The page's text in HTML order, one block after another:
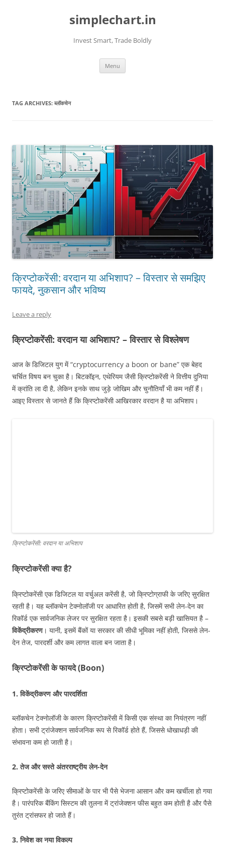
simplechart.in
Invest Smart, Trade Boldly
Menu
TAG ARCHIVES: ब्लॉकचेन
क्रिप्टोकरेंसी: वरदान या अभिशाप? – विस्तार से समझिए
फायदे, नुकसान और भविष्य
Leave a reply
क्रिप्टोकरेंसी: वरदान या अभिशाप? – विस्तार से विश्लेषण
आज के डिजिटल युग में “cryptocurrency a boon or bane” एक बेहद
चर्चित विषय बन चुका है। बिटकॉइन, एथेरियम जैसी क्रिप्टोकरेंसी ने वित्तीय दुनिया
में क्रांति ला दी है, लेकिन इनके साथ जुड़े जोखिम और चुनौतियाँ भी कम नहीं हैं।
आइए विस्तार से जानते हैं कि क्रिप्टोकरेंसी आखिरकार वरदान है या अभिशाप।
क्रिप्टोकरेंसी: वरदान या अभिशाप
क्रिप्टोकरेंसी क्या है?
क्रिप्टोकरेंसी एक डिजिटल या वर्चुअल करेंसी है, जो क्रिप्टोग्राफी के जरिए सुरक्षित
रहती है। यह ब्लॉकचेन टेक्नोलॉजी पर आधारित होती है, जिसमें सभी लेन-देन का
रिकॉर्ड एक सार्वजनिक लेजर पर सुरक्षित रहता है। इसकी सबसे बड़ी खासियत है –
विकेंद्रीकरण। यानी, इसमें बैंकों या सरकार की सीधी भूमिका नहीं होती, जिससे लेन-
देन तेज, पारदर्शी और कम लागत वाला बन जाता है।
क्रिप्टोकरेंसी के फायदे (Boon)
1. विकेंद्रीकरण और पारदर्शिता
ब्लॉकचेन टेक्नोलॉजी के कारण क्रिप्टोकरेंसी में किसी एक संस्था का नियंत्रण नहीं
होता। सभी ट्रांजेक्शन सार्वजनिक रूप से रिकॉर्ड होते हैं, जिससे धोखाधड़ी की
संभावना कम हो जाती है।
2. तेज और सस्ते अंतरराष्ट्रीय लेन-देन
क्रिप्टोकरेंसी के जरिए सीमाओं के पार भी पैसे भेजना आसान और कम खर्चीला हो गया
है। पारंपरिक बैंकिंग सिस्टम की तुलना में ट्रांजेक्शन फीस बहुत कम होती है और पैसे
तुरंत ट्रांसफर हो जाते हैं।
3. निवेश का नया विकल्प